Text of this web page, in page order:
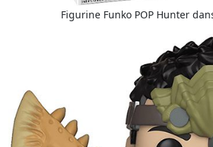
Figurine Funko POP Hunter